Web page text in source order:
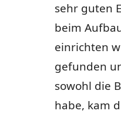
sehr guten
beim
einrichten
gefunden
sowohl die
habe, kam